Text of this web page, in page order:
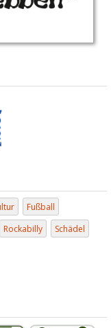
Fußball
Rockabilly
Schädel